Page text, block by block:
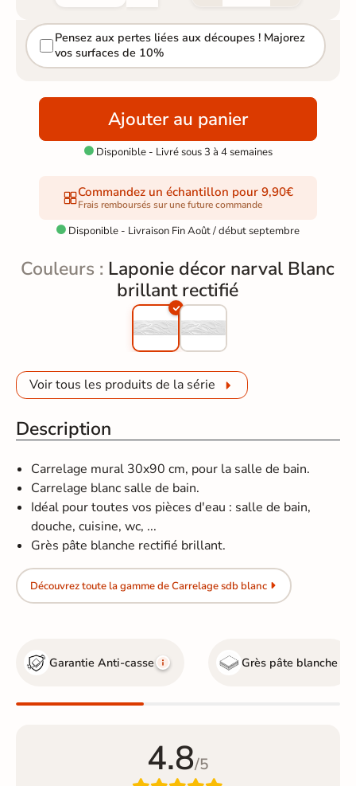
Pensez aux pertes liées aux découpes ! Majorez
vos surfaces de 10%
Ajouter au panier
Disponible - Livré sous 3 à 4 semaines
Commandez un échantillon pour 9,90€
Frais remboursés sur une future commande
 Disponible - Livraison Fin Août / début septembre
Couleurs : Laponie décor narval Blanc
brillant rectifié
Voir tous les produits de la série
Description
Carrelage mural 30x90 cm, pour la salle de bain.
Carrelage blanc salle de bain.
Idéal pour toutes vos pièces d'eau : salle de bain,
douche, cuisine, wc, ...
Grès pâte blanche rectifié brillant.
Découvrez toute la gamme de Carrelage sdb blanc
Garantie Anti-casse Grès pâte blanche
4.8/5